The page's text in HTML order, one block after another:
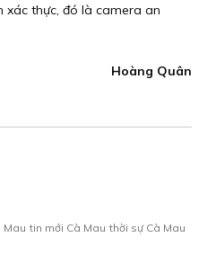
xác thực, đó là camera an
Hoàng Quân
Mau tin mới Cà Mau thời sự Cà Mau